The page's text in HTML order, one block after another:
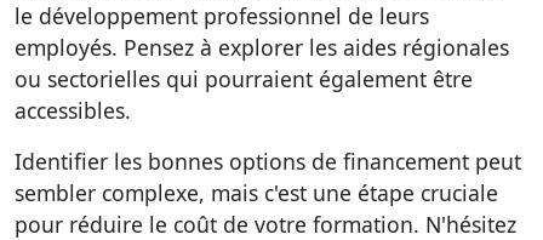
le développement professionnel de leurs
employés. Pensez à explorer les aides régionales
ou sectorielles qui pourraient également être
accessibles.
Identifier les bonnes options de financement peut
sembler complexe, mais c'est une étape cruciale
pour réduire le coût de votre formation. N'hésitez